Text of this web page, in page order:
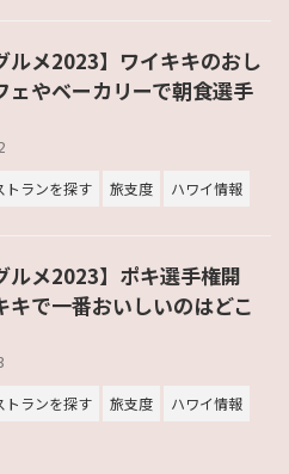
ルメ2023】ワイキキのおし
ェやベーカリーで朝食選手
トランを探す 旅支度 ハワイ情報
ルメ2023】ポキ選手権開
キで一番おいしいのはどこ
トランを探す 旅支度 ハワイ情報